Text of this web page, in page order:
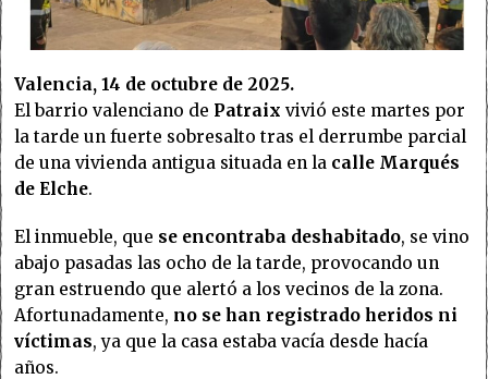
Valencia, 14 de octubre de 2025.
El barrio valenciano de Patraix vivió este martes por
la tarde un fuerte sobresalto tras el derrumbe parcial
de una vivienda antigua situada en la calle Marqués
de Elche.
El inmueble, que se encontraba deshabitado, se vino
abajo pasadas las ocho de la tarde, provocando un
gran estruendo que alertó a los vecinos de la zona.
Afortunadamente, no se han registrado heridos ni
víctimas, ya que la casa estaba vacía desde hacía
años.